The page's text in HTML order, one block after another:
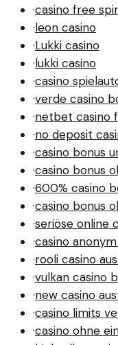
·casino free
·leon casino
·Lukki casino
·lukki casino
·casino
·verde casino
·netbet casino
·no deposit
·casino bonus
·casino bonus
·600% casino
·casino bonus
·seriöse online
·casino
·rooli casino
·vulkan casino
·new casino
·casino limits
·casino ohne